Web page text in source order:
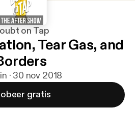
on Tap
Tear Gas, and
· 30 nov 2018
gratis